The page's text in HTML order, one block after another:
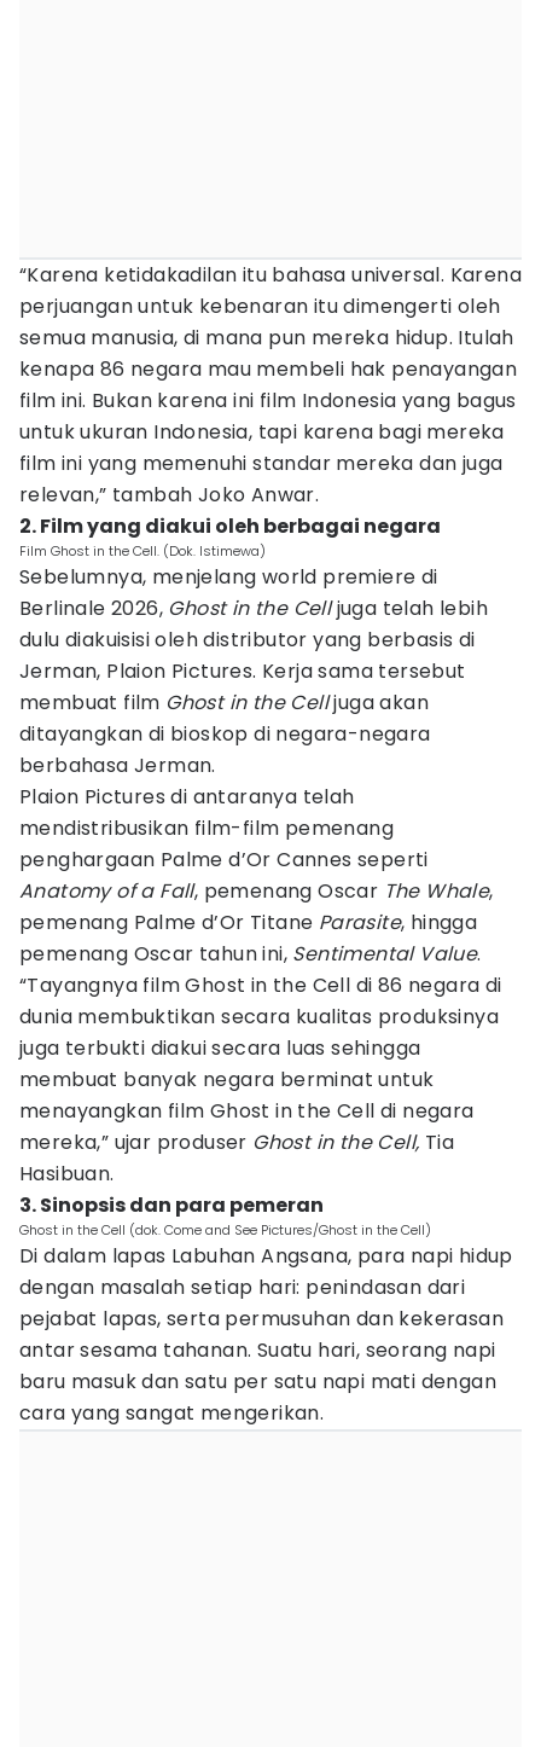
“Karena ketidakadilan itu bahasa universal. Karena
perjuangan untuk kebenaran itu dimengerti oleh
semua manusia, di mana pun mereka hidup. Itulah
kenapa 86 negara mau membeli hak penayangan
film ini. Bukan karena ini film Indonesia yang bagus
untuk ukuran Indonesia, tapi karena bagi mereka
film ini yang memenuhi standar mereka dan juga
relevan,” tambah Joko Anwar.
2. Film yang diakui oleh berbagai negara
Film Ghost in the Cell. (Dok. Istimewa)
Sebelumnya, menjelang world premiere di
Berlinale 2026, Ghost in the Celljuga telah lebih
dulu diakuisisi oleh distributor yang berbasis di
Jerman, Plaion Pictures. Kerja sama tersebut
membuat film Ghost in the Celljuga akan
ditayangkan di bioskop di negara-negara
berbahasa Jerman.
Plaion Pictures di antaranya telah
mendistribusikan film-film pemenang
penghargaan Palme d’Or Cannes seperti
Anatomy of a Fall, pemenang Oscar The Whale,
pemenang Palme d’Or Titane Parasite, hingga
pemenang Oscar tahun ini, Sentimental Value.
“Tayangnya film Ghost in the Cell di 86 negara di
dunia membuktikan secara kualitas produksinya
juga terbukti diakui secara luas sehingga
membuat banyak negara berminat untuk
menayangkan film Ghost in the Cell di negara
mereka,” ujar produser Ghost in the Cell, Tia
Hasibuan.
3. Sinopsis dan para pemeran
Ghost in the Cell (dok. Come and See Pictures/Ghost in the Cell)
Di dalam lapas Labuhan Angsana, para napi hidup
dengan masalah setiap hari: penindasan dari
pejabat lapas, serta permusuhan dan kekerasan
antar sesama tahanan. Suatu hari, seorang napi
baru masuk dan satu per satu napi mati dengan
cara yang sangat mengerikan.